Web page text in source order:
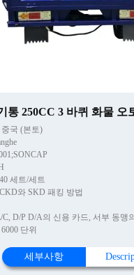
통 250CC 3 바퀴 화물 오
국 (본토)
세트/세트
와 SKD 패킹 방법
C, D/P D/A의 신용 카드, 서부 동맹
단위
세부사항